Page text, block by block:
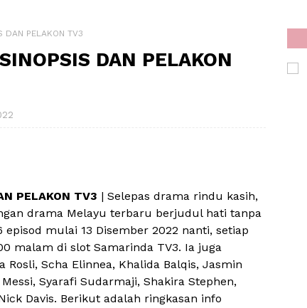
DAN PELAKON TV3
DAN PELAKON
PELAKON TV3 | Selepas drama rindu kasih,
drama Melayu terbaru berjudul hati tanpa
mulai 13 Disember 2022 nanti, setiap
malam di slot Samarinda TV3. Ia juga
Scha Elinnea, Khalida Balqis, Jasmin
Syarafi Sudarmaji, Shakira Stephen,
Davis. Berikut adalah ringkasan info